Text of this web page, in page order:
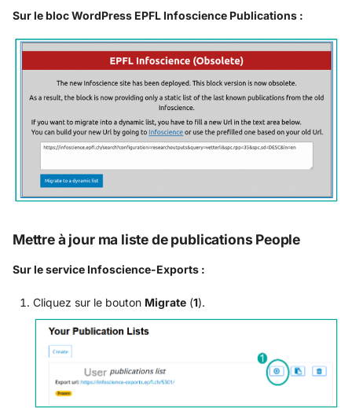
Sur le bloc WordPress EPFL Infoscience Publications :
Mettre à jour ma liste de publications People
Sur le service Infoscience-Exports :
Cliquez sur le bouton Migrate (1).